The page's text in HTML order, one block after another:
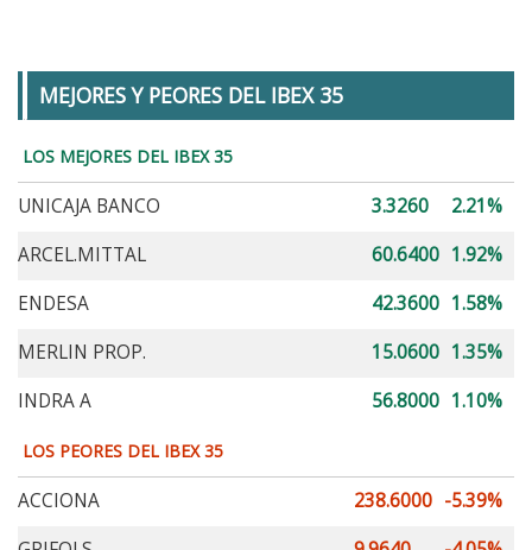
MEJORES Y PEORES DEL IBEX 35
LOS MEJORES DEL IBEX 35
UNICAJA BANCO 3.3260
2.21%
ARCEL.MITTAL
60.6400 1.92%
ENDESA
42.3600 1.58%
MERLIN PROP.
15.0600 1.35%
INDRA A
56.8000 1.10%
LOS PEORES DEL IBEX 35
ACCIONA 238.6000 -5.39%